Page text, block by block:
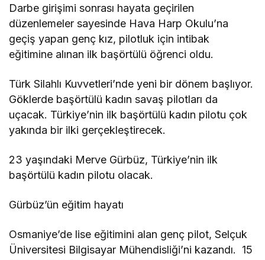
Darbe girişimi sonrası hayata geçirilen
düzenlemeler sayesinde Hava Harp Okulu’na
geçiş yapan genç kız, pilotluk için intibak
eğitimine alınan ilk başörtülü öğrenci oldu.
Türk Silahlı Kuvvetleri’nde yeni bir dönem başlıyor.
Göklerde başörtülü kadın savaş pilotları da
uçacak. Türkiye’nin ilk başörtülü kadın pilotu çok
yakında bir ilki gerçekleştirecek.
23 yaşındaki Merve Gürbüz, Türkiye’nin ilk
başörtülü kadın pilotu olacak.
Gürbüz’ün eğitim hayatı
Osmaniye’de lise eğitimini alan genç pilot, Selçuk
Üniversitesi Bilgisayar Mühendisliği’ni kazandı. 15